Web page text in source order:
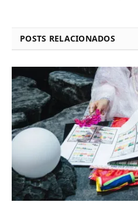
POSTS RELACIONADOS